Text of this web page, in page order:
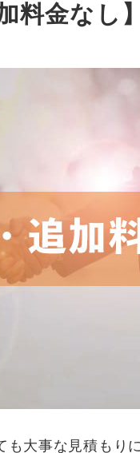
料金なし
大事な見積もり